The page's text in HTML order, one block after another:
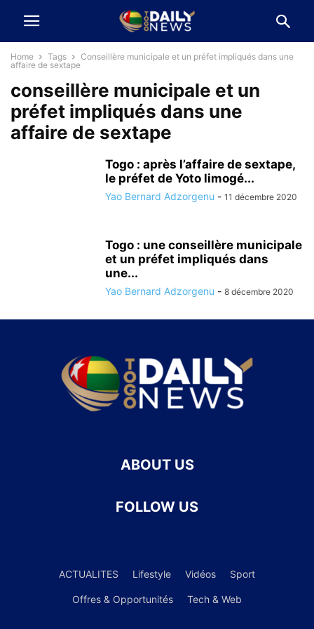
Home Tags
Conseillère municipale et un préfet impliqués dans une
affaire de sextape
conseillère municipale et un
préfet impliqués dans une
affaire de sextape
Togo : après l’affaire de sextape,
le préfet de Yoto limogé...
Yao Bernard Adzorgenu - 11 décembre 2020
Togo : une conseillère municipale
et un préfet impliqués dans
une...
Yao Bernard Adzorgenu - 8 décembre 2020
ABOUT US
FOLLOW US
ACTUALITES Lifestyle Vidéos Sport
Offres & Opportunités Tech & Web